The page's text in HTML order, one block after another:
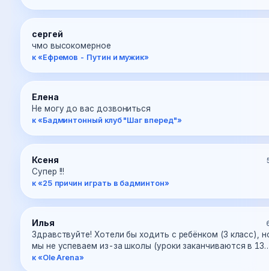
сергей
чмо высокомерное
к «Ефремов - Путин и мужик»
Елена
Не могу до вас дозвониться
к «Бадминтонный клуб "Шаг вперед"»
Ксеня
Супер !!!
к «25 причин играть в бадминтон»
Илья
Здравствуйте! Хотели бы ходить с ребёнком (3 класс),
мы не успеваем из-за школы (уроки заканчиваются в
к «Ole Arena»